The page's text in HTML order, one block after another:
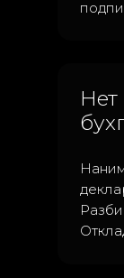
Нет